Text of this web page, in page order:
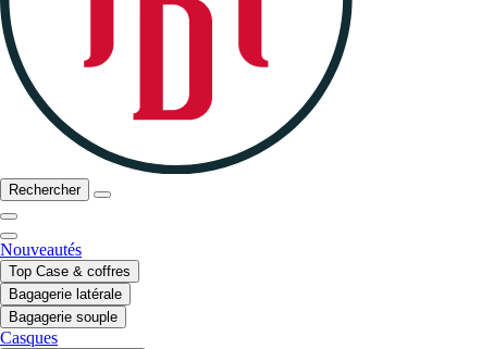
Rechercher
Nouveautés
Top Case & coffres
Bagagerie latérale
Bagagerie souple
Casques